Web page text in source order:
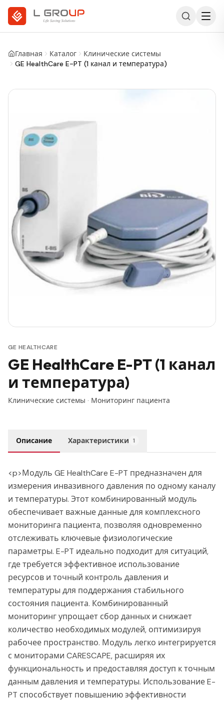
Главная Каталог
Клинические системы
GE HealthCare E-PT (1 канал и температура)
GE HEALTHCARE
GE HealthCare E-PT (1 канал
и температура)
Клинические системы · Мониторинг пациента
Описание Характеристики 1
<p>Модуль GE HealthCare E-PT предназначен для
измерения инвазивного давления по одному каналу
и температуры. Этот комбинированный модуль
обеспечивает важные данные для комплексного
мониторинга пациента, позволяя одновременно
отслеживать ключевые физиологические
параметры. E-PT идеально подходит для ситуаций,
где требуется эффективное использование
ресурсов и точный контроль давления и
температуры для поддержания стабильного
состояния пациента. Комбинированный
мониторинг упрощает сбор данных и снижает
количество необходимых модулей, оптимизируя
рабочее пространство. Модуль легко интегрируется
с мониторами CARESCAPE, расширяя их
функциональность и предоставляя доступ к точным
данным давления и температуры. Использование E-
PT способствует повышению эффективности